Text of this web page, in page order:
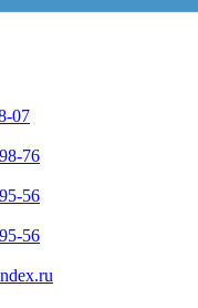
07
76
56
56